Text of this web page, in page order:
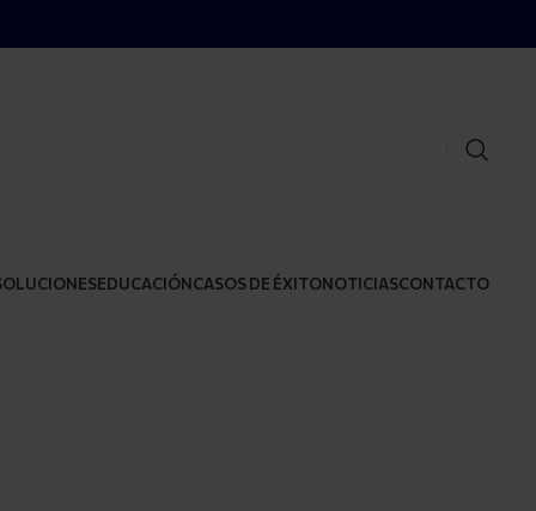
EDUCACIÓNCASOS DE ÉXITONOTICIASCONTACTO